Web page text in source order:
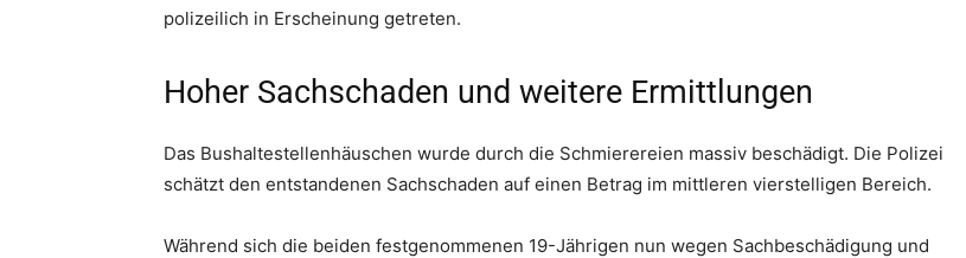
polizeilich in Erscheinung getreten.
Hoher Sachschaden und weitere Ermittlungen
Das Bushaltestellenhäuschen wurde durch die Schmierereien massiv beschädigt. Die Polizei
schätzt den entstandenen Sachschaden auf einen Betrag im mittleren vierstelligen Bereich.
Während sich die beiden festgenommenen 19-Jährigen nun wegen Sachbeschädigung und